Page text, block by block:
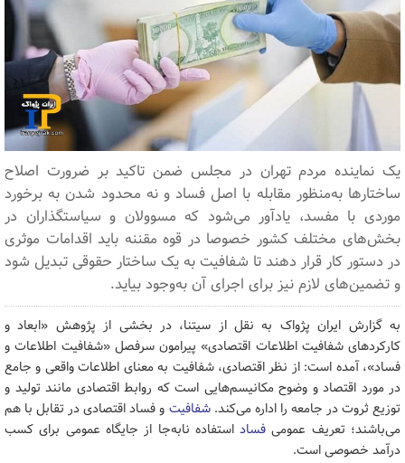
یک نماینده مردم تهران در مجلس ضمن تاکید بر ضرورت اصلاح
ساختارها به‌منظور مقابله با اصل فساد و نه محدود شدن به برخورد
موردی با مفسد، یادآور می‌شود که مسوولان و سیاستگذاران در
بخش‌های مختلف کشور خصوصا در قوه مقننه باید اقدامات موثری
در دستور کار قرار دهند تا شفافیت به یک ساختار حقوقی تبدیل شود
و تضمین‌های لازم نیز برای اجرای آن به‌وجود بیاید.
به گزارش ایران پژواک به نقل از سیتنا، در بخشی از پژوهش «ابعاد و
کارکردهای شفافیت اطلاعات اقتصادی» پیرامون سرفصل «شفافیت اطلاعات و
فساد»، آمده است: از نظر اقتصادی، شفافیت به معنای اطلاعات واقعی و جامع
در مورد اقتصاد و وضوح مکانیسم‌هایی است که روابط اقتصادی مانند تولید و
توزیع ثروت در جامعه را اداره می‌کند.شفافیت و فساد اقتصادی در تقابل با هم
می‌باشند؛ تعریف عمومی فساداستفاده نابه‌جا از جایگاه عمومی برای کسب
درآمد خصوصی است.